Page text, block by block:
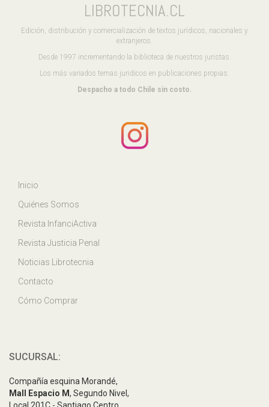
LIBROTECNIA.CL
Edición, distribución y comercialización de textos jurídicos, nacionales y
extranjeros.
Desde 1997 incrementando la biblioteca de nuestros juristas.
Los más variados temas juridicos en publicaciones propias.
Despacho a todo Chile sin costo.
Inicio
Quiénes Somos
Revista InfanciActiva
Revista Justicia Penal
Noticias Librotecnia
Contacto
Cómo Comprar
SUCURSAL:
Compañía esquina Morandé,
Mall Espacio M, Segundo Nivel,